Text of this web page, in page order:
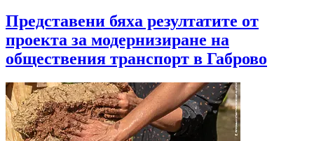
Представени бяха резултатите от
проекта за модернизиране на
обществения транспорт в Габрово